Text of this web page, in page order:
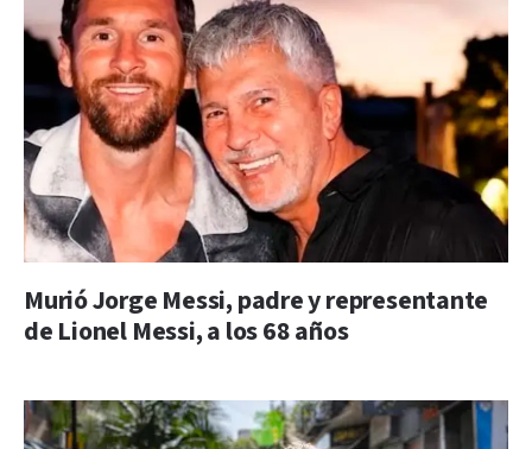
Murió Jorge Messi, padre y representante
de Lionel Messi, a los 68 años